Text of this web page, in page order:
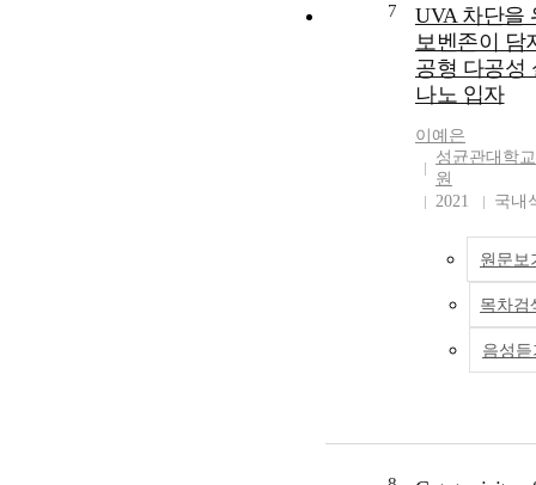
7
UVA 차단을
보벤존이 담
공형 다공성
나노 입자
이예은
성균관대학
원
2021
국내
원문보
목차검
음성듣